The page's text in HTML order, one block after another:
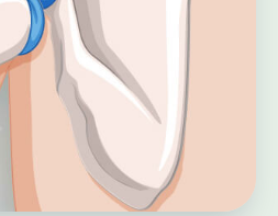
проводятся
что снимает
плеча, учитывая
пациента.
после